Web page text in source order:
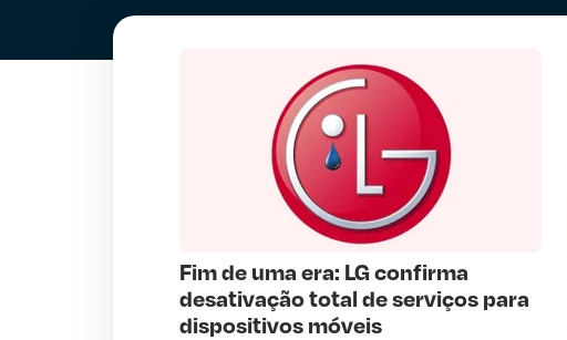
Fim de uma era: LG confirma
desativação total de serviços para
dispositivos móveis